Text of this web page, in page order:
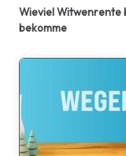
Wieviel Witwenrente
bekomme